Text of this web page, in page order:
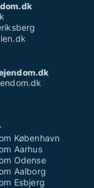
København
Aarhus
Odense
Aalborg
Esbjerg